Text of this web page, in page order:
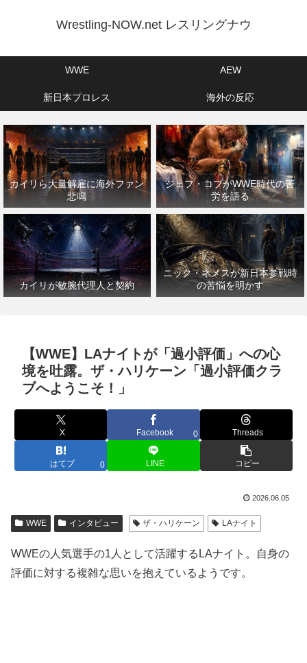
Wrestling-NOW.net レスリングナウ
WWE AEW
新日本プロレス 海外の反応
カイリら大量解雇に海外ファン
悲鳴
ジェフ・コブがWWE時代の苦
労を語る
カイリが敏腕代理人と契約
ニック・ネメスが新日本参戦時
の苦悩を明かす
【WWE】LAナイトが「過小評価」への心
境を吐露。ザ・ハリケーン「過小評価クラ
ブへようこそ！」
X Facebook 0 Threads
はてブ 0 LINE コピー
2026.06.05
WWE インタビュー ザ・ハリケーン LAナイト
WWEの人気選手の1人として活躍するLAナイト。自身の
評価に対する複雑な思いを抱えているようです。